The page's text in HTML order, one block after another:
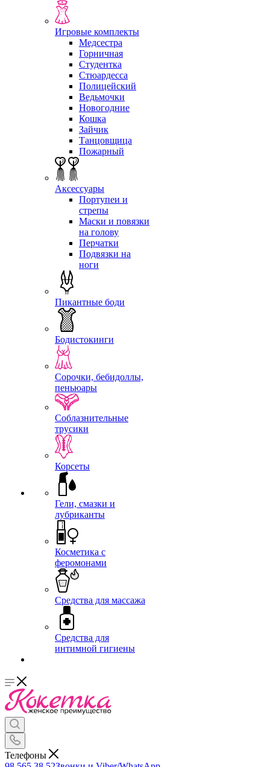
Игровые комплекты
Медсестра
Горничная
Студентка
Стюардесса
Полицейский
Ведьмочки
Новогодние
Кошка
Зайчик
Танцовщица
Пожарный
Аксессуары
Портупеи и
стрепы
Маски и повязки
на голову
Перчатки
Подвязки на
ноги
Пикантные боди
Бодистокинги
Сорочки, бебидоллы,
пеньюары
Соблазнительные
трусики
Корсеты
Гели, смазки и
лубриканты
Косметика с
феромонами
Средства для массажа
Средства для
интимной гигиены
Телефоны